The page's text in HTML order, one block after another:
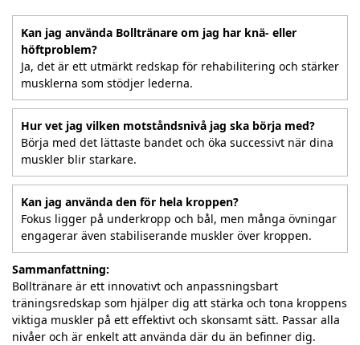
Kan jag använda Bolltränare om jag har knä- eller
höftproblem?
Ja, det är ett utmärkt redskap för rehabilitering och stärker
musklerna som stödjer lederna.
Hur vet jag vilken motståndsnivå jag ska börja med?
Börja med det lättaste bandet och öka successivt när dina
muskler blir starkare.
Kan jag använda den för hela kroppen?
Fokus ligger på underkropp och bål, men många övningar
engagerar även stabiliserande muskler över kroppen.
Sammanfattning:
Bolltränare är ett innovativt och anpassningsbart
träningsredskap som hjälper dig att stärka och tona kroppens
viktiga muskler på ett effektivt och skonsamt sätt. Passar alla
nivåer och är enkelt att använda där du än befinner dig.